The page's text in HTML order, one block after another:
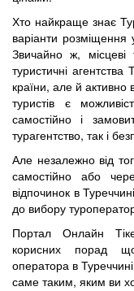
Хто найкраще знає
варіанти розміщення
Звичайно ж, місцеві
туристичні
країни, але й
туристів є
самостійно і
турагентство, так і
Але незалежно від
самостійно або
відпочинок в
до вибору
Портал Онлайн
корисних порад
оператора в
саме таким, яким ви